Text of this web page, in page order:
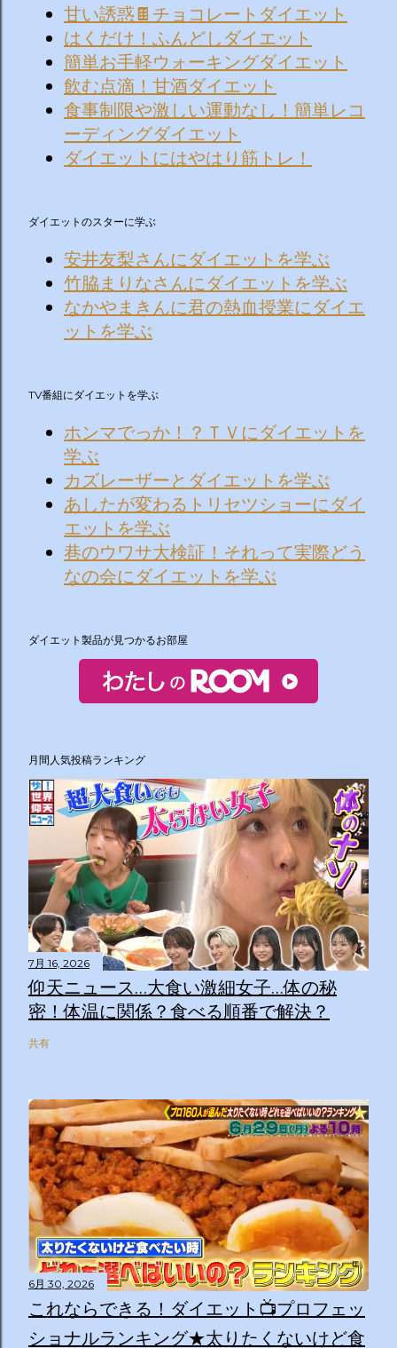
甘い誘惑🍫チョコレートダイエット
はくだけ！ふんどしダイエット
簡単お手軽ウォーキングダイエット
飲む点滴！甘酒ダイエット
食事制限や激しい運動なし！簡単レコ
ーディングダイエット
ダイエットにはやはり筋トレ！
ダイエットのスターに学ぶ
安井友梨さんにダイエットを学ぶ
竹脇まりなさんにダイエットを学ぶ
なかやまきんに君の熱血授業にダイエ
ットを学ぶ
TV番組にダイエットを学ぶ
ホンマでっか！？ＴＶにダイエットを
学ぶ
カズレーザーとダイエットを学ぶ
あしたが変わるトリセツショーにダイ
エットを学ぶ
巷のウワサ大検証！それって実際どう
なの会にダイエットを学ぶ
ダイエット製品が見つかるお部屋
月間人気投稿ランキング
7月 16, 2026
仰天ニュース…大食い激細女子…体の秘
密！体温に関係？食べる順番で解決？
共有
6月 30, 2026
これならできる！ダイエット📺プロフェッ
ショナルランキング★太りたくないけど食